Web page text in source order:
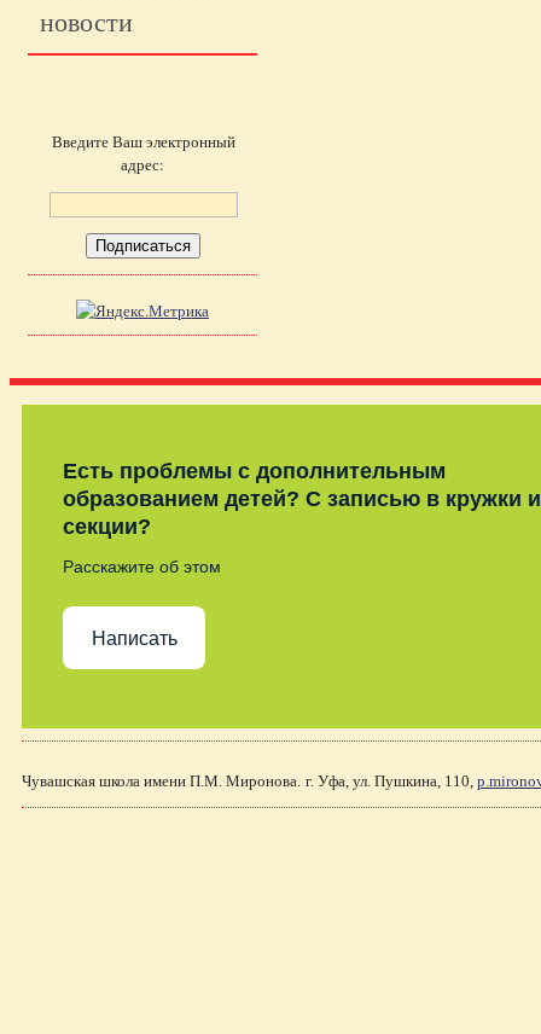
новости
Введите Ваш электронный
адрес:
Есть проблемы с дополнительным
образованием детей? С записью в кружки и
секции?
Расскажите об этом
Написать
Чувашская школа имени П.М. Миронова. г. Уфа, ул. Пушкина, 110,